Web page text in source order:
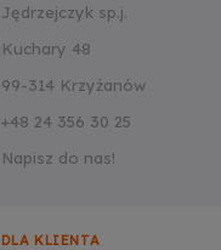
Jędrzejczyk sp.j.
Kuchary 48
99-314 Krzyżanów
+48 24 356 30 25
Napisz do nas!
DLA KLIENTA